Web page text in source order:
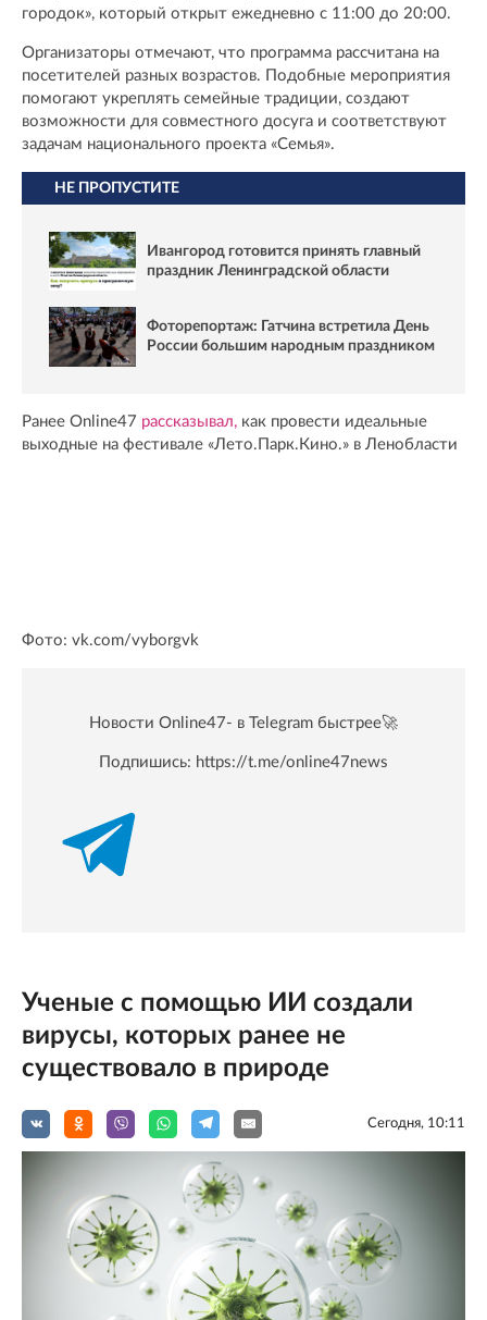
городок», который открыт ежедневно с 11:00 до 20:00.
Организаторы отмечают, что программа рассчитана на
посетителей разных возрастов. Подобные мероприятия
помогают укреплять семейные традиции, создают
возможности для совместного досуга и соответствуют
задачам национального проекта «Семья».
НЕ ПРОПУСТИТЕ
Ивангород готовится принять главный
праздник Ленинградской области
Фоторепортаж: Гатчина встретила День
России большим народным праздником
Ранее Online47 рассказывал, как провести идеальные
выходные на фестивале «Лето.Парк.Кино.» в Ленобласти
Фото: vk.com/vyborgvk
Новости Online47- в Telegram быстрее🚀
Подпишись: https://t.me/online47news
Ученые с помощью ИИ создали
вирусы, которых ранее не
существовало в природе
Сегодня, 10:11